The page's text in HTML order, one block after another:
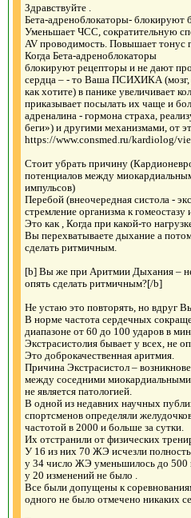
Здравствуйте .
Бета-адреноблокаторы- блокируют
Уменьшает ЧСС, сократительную
AV проводимость. Повышает тонус
Когда Бета-адреноблокаторы
блокируют рецепторы и не дают
сердца – - то Ваша ПСИХИКА (мозг,
как хотите) в панике увеличивает
приказывает посылать их чаще и
адреналина - гормона страха,
беги») и другими механизмами, от
https://www.consmed.ru/kardiolog/
Стоит убрать причину
потенциалов между
импульсов)
Перебой (внеочередная систола -
стремление организма к гомеостазу
Это как , Когда при какой-то
Вы перехватываете дыхание а
сделать ритмичным.
[b] Вы же при Аритмии Дыхания –
опять сделать ритмичным?[/b]
Не устаю это повторять, но вдруг
В норме частота сердечных
диапазоне от 60 до 100 ударов в
Экстрасистолия бывает у всех, не
Это доброкачественная аритмия.
Причина Экстрасистол –
между соседними
не является патологией.
В одной из недавних научных
спортсменов определяли
частотой в 2000 и больше за сутки.
Их отстранили от физических
У 16 из них 70 ЖЭ исчезли
у 34 число ЖЭ уменьшилось до 500
у 20 изменений не было .
Все были допущены к
одного не было отмечено никаких